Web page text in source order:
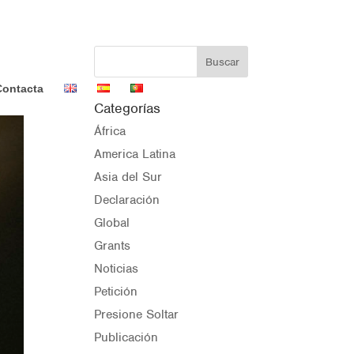
Categorías
África
America Latina
Asia del Sur
Declaración
Global
Grants
Noticias
Petición
Presione Soltar
Publicación